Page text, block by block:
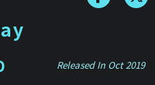
Released In Oct 2019